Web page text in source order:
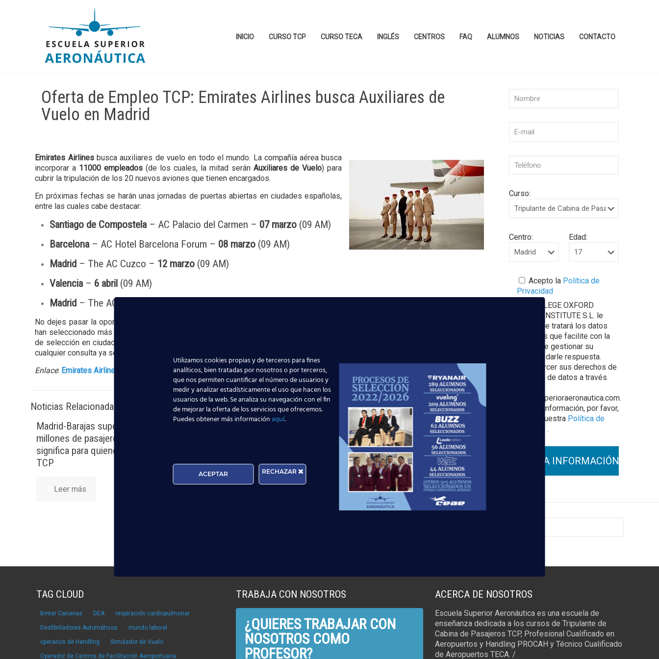
INICIO CURSO TCP CURSO TECA INGLÉS CENTROS FAQ ALUMNOS NOTICIAS CONTACTO
Oferta de Empleo TCP: Emirates Airlines busca Auxiliares de
Vuelo en Madrid
Emirates Airlinesbusca auxiliares de vuelo en todo el mundo. La compañía aérea busca
incorporar a 11000 empleados (de los cuales, la mitad seránAuxiliares de Vuelo) para
cubrir la tripulación de los 20 nuevos aviones que tienen encargados.
En próximas fechas se harán unas jornadas de puertas abiertas en ciudades españolas,
entre las cuales cabe destacar:
Santiago de Compostela– AC Palacio del Carmen – 07 marzo (09 AM)
Barcelona– AC Hotel Barcelona Forum – 08 marzo (09 AM)
Madrid – The AC Cuzco – 12 marzo (09 AM)
Valencia– 6 abril (09 AM)
Madrid – The AC Cuzco –
No dejes pasar la oportunidad de trabajar en
han seleccionado más de 470 tripulantes de cabina españoles, y cada año recluta a más candidatos a través de varios programas
de selección en ciudades españolas. Os recordamos que en la
cualquier consulta ya sea de esta selección o sobre nuestros
Enlace: Emirates Airlines
Noticias Relacionadas
Madrid-Barajas supera los 6
millones de pasajeros junio: qué
significa para quienes quieren ser
TCP
Leer más
Nuevas rutas en España y por qué
Leer más
El Aeropuerto de Madrid-Barajas
supera los 6 millones de pasajeros
en mayo: ¿qué significa para el
empleo de TCP?
Leer más
Curso:
Centro: Edad:
Acepto laPolítica de
Privacidad
EUROCOLLEGE OXFORD
ENGLISH INSTITUTE S.L. le
informa que tratará los datos
personales que facilite con la
finalidad de gestionar su
consulta y darle respuesta.
Puede ejercer sus derechos de
protección de datos a través
escuelasuperioraeronautica.com.
Para más información, por favor,
consulte nuestra Política de
.
TAG CLOUD
Binter Canarias DEA respiración cardiopulmonar
Desfibriladores Automáticos mundo laboral
operarios de Handling Simulador de Vuelo
Operador de Centros de Facilitación Aeroportuaria
TRABAJA CON NOSOTROS
¿QUIERES TRABAJAR CON
NOSOTROS COMO
PROFESOR?
ACERCA DE NOSOTROS
Escuela Superior Aeronáutica es una escuela de
enseñanza dedicada a los cursos de Tripulante de
Cabina de Pasajeros TCP, Profesional Cualificado en
Aeropuertos y Handling PROCAH y Técnico Cualificado
de Aeropuertos TECA. /
Utilizamos cookies propias y de terceros para fines
analíticos, bien tratadas por nosotros o por terceros,
que nos permiten cuantificar el número de usuarios y
medir y analizar estadísticamente el uso que hacen los
usuarios de la web. Se analiza su navegación con el fin
de mejorar la oferta de los servicios que ofrecemos.
Puedes obtener más informaciónaquí.
ACEPTAR RECHAZAR